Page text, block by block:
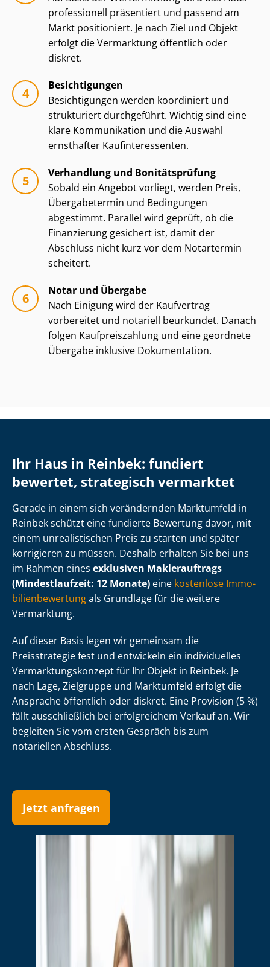
professionell präsentiert und passend am
Markt positioniert. Je nach Ziel und Objekt
erfolgt die Vermarktung öffentlich oder
diskret.
Besichtigungen
Besichtigungen werden koordiniert und
strukturiert durchgeführt. Wichtig sind eine
klare Kommunikation und die Auswahl
ernsthafter Kauf­in­ter­es­sen­ten.
Verhandlung und Bonitätsprüfung
Sobald ein Angebot vorliegt, werden Preis,
Übergabetermin und Bedingungen
abgestimmt. Parallel wird geprüft, ob die
Finanzierung gesichert ist, damit der
Abschluss nicht kurz vor dem Notartermin
scheitert.
Notar und Übergabe
Nach Einigung wird der Kaufvertrag
vorbereitet und notariell beurkundet. Danach
folgen Kauf­preis­zah­lung und eine geordnete
Übergabe inklusive Dokumentation.
Ihr Haus in Reinbek: fundiert
bewertet, strategisch vermarktet
Gerade in einem sich verändernden Marktumfeld in
Reinbek schützt eine fundierte Bewertung davor, mit
einem unrealistischen Preis zu starten und später
korrigieren zu müssen. Deshalb erhalten Sie bei uns
im Rahmen eines exklusiven Maklerauftrags
(Mindestlaufzeit: 12 Monate) eine kostenlose Im­mo­
bi­li­en­be­wer­tungals Grundlage für die weitere
Vermarktung.
Auf dieser Basis legen wir gemeinsam die
Preisstrategie fest und entwickeln ein individuelles
Ver­mark­tungs­kon­zept für Ihr Objekt in Reinbek. Je
nach Lage, Zielgruppe und Marktumfeld erfolgt die
Ansprache öffentlich oder diskret. Eine Provision (5 %)
fällt ausschließlich bei erfolgreichem Verkauf an. Wir
begleiten Sie vom ersten Gespräch bis zum
notariellen Abschluss.
Jetzt anfragen